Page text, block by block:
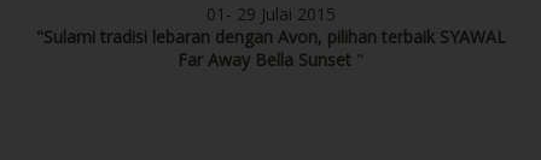
01- 29 Julai 2015
"Sulami tradisi lebaran dengan Avon, pilihan terbaik SYAWAL
Far Away Bella Sunset "